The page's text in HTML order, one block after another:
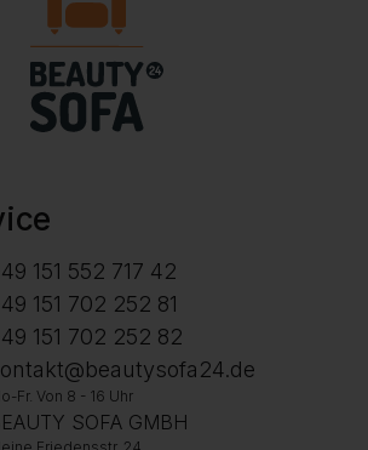
151 552 717 42
151 702 252 81
151 702 252 82
Fr. Von 8 - 16 Uhr
SOFA GMBH